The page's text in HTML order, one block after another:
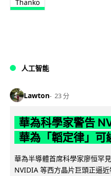
Thanko
人工智能
Lawton 23 分
華為科學家警告
華為「韜定律」可
華為半導體首席科學家廖恒罕
NVIDIA 等西方晶片巨頭正逼